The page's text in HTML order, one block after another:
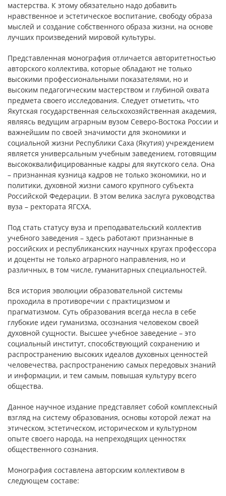
мастерства. К этому обязательно надо добавить
нравственное и эстетическое воспитание, свободу образа
мыслей и создание собственного образа жизни, на основе
лучших произведений мировой культуры.
Представленная монография отличается авторитетностью
авторского коллектива, которые обладают не только
высокими профессиональными показателями, но и
высоким педагогическим мастерством и глубиной охвата
предмета своего исследования. Следует отметить, что
Якутская государственная сельскохозяйственная академия,
являясь ведущим аграрным вузом Северо-Востока России и
важнейшим по своей значимости для экономики и
социальной жизни Республики Саха (Якутия) учреждением
является универсальным учебным заведением, готовящим
высококвалифицированные кадры для якутского села. Она
– признанная кузница кадров не только экономики, но и
политики, духовной жизни самого крупного субъекта
Российской Федерации. В этом велика заслуга руководства
вуза – ректората ЯГСХА.
Под стать статусу вуза и преподавательский коллектив
учебного заведения – здесь работают признанные в
российских и республиканских научных кругах профессора
и доценты не только аграрного направления, но и
различных, в том числе, гуманитарных специальностей.
Вся история эволюции образовательной системы
проходила в противоречии с практицизмом и
прагматизмом. Суть образования всегда несла в себе
глубокие идеи гуманизма, осознания человеком своей
духовной сущности. Высшее учебное заведение – это
социальный институт, способствующий сохранению и
распространению высоких идеалов духовных ценностей
человечества, распространению самых передовых знаний
и информации, и тем самым, повышая культуру всего
общества.
Данное научное издание представляет собой комплексный
взгляд на систему образования, основы которой лежат на
этическом, эстетическом, историческом и культурном
опыте своего народа, на непреходящих ценностях
общественного сознания.
Монография составлена авторским коллективом в
следующем составе: